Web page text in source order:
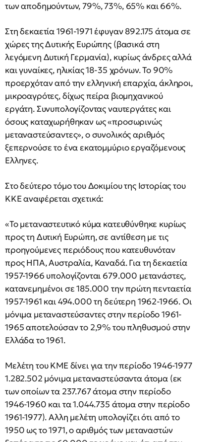
των αποδημούντων, 79%, 73%, 65% και 66%.
Στη δεκαετία 1961-1971 έφυγαν 892.175 άτομα σε
χώρες της Δυτικής Ευρώπης (βασικά στη
λεγόμενη Δυτική Γερμανία), κυρίως άνδρες αλλά
και γυναίκες, ηλικίας 18-35 χρόνων. Το 90%
προερχόταν από την ελληνική επαρχία, άκληροι,
μικροαγρότες, δίχως πείρα βιομηχανικού
εργάτη. Συνυπολογίζοντας ναυτεργάτες και
όσους καταχωρήθηκαν ως «προσωρινώς
μεταναστεύσαντες», ο συνολικός αριθμός
ξεπερνούσε το ένα εκατομμύριο εργαζόμενους
Ελληνες.
Στο δεύτερο τόμο του Δοκιμίου της Ιστορίας του
ΚΚΕ αναφέρεται σχετικά:
«Το μεταναστευτικό κύμα κατευθύνθηκε κυρίως
προς τη Δυτική Ευρώπη, σε αντίθεση με τις
προηγούμενες περιόδους που κατευθυνόταν
προς ΗΠΑ, Αυστραλία, Καναδά. Για τη δεκαετία
1957-1966 υπολογίζονται 679.000 μετανάστες,
κατανεμημένοι σε 185.000 την πρώτη πενταετία
1957-1961 και 494.000 τη δεύτερη 1962-1966. Οι
μόνιμα μεταναστεύσαντες στην περίοδο 1961-
1965 αποτελούσαν το 2,9% του πληθυσμού στην
Ελλάδα το 1961.
Μελέτη του ΚΜΕ δίνει για την περίοδο 1946-1977
1.282.502 μόνιμα μεταναστεύσαντα άτομα (εκ
των οποίων τα 237.767 άτομα στην περίοδο
1946-1960 και τα 1.044.735 άτομα στην περίοδο
1961-1977). Αλλη μελέτη υπολογίζει ότι από το
1950 ως το 1971, ο αριθμός των μεταναστών